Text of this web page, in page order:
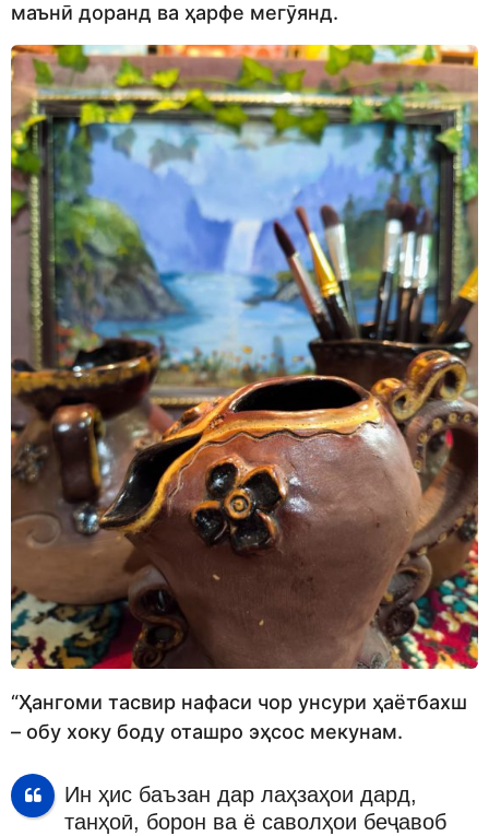
маънӣ доранд ва ҳарфе мегӯянд.
“Ҳангоми тасвир нафаси чор унсури ҳаётбахш
– обу хоку боду оташро эҳсос мекунам.
Ин ҳис баъзан дар лаҳзаҳои дард,
танҳоӣ, борон ва ё саволҳои беҷавоб